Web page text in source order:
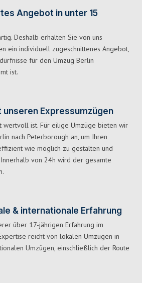
Angebot in unter 15
Deshalb erhalten Sie von uns
ein individuell zugeschnittenes Angebot,
für den Umzug Berlin
ist.
Expressumzügen
wertvoll ist. Für eilige Umzüge bieten wir
nach Peterborough an, um Ihren
wie möglich zu gestalten und
von 24h wird der gesamte
& internationale Erfahrung
über 17-jährigen Erfahrung im
reicht von lokalen Umzügen in
Umzügen, einschließlich der Route